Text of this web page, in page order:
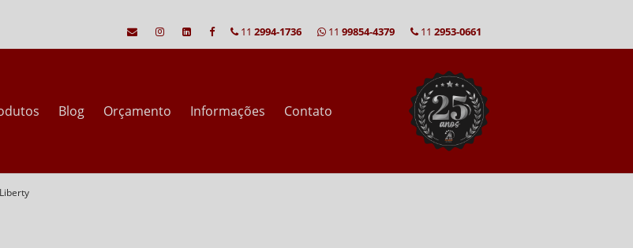
11 2953-0661
11 99854-4379
11 2994-1736
Blog Orçamento Informações Contato